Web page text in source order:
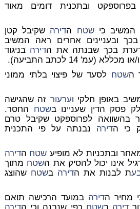
ובתכנית דומים מאוד
שטח הדירה שקיבל קטן
בכך ובעניינים אחרים ראה המשיב
בכך שבנתה את הדירה בניגוד
(עמ' 14 לכתב התביעה).
השטח לסעד של פיצוי בלתי ממוני
באופן חלקי וערעור זה שהגישה
פסק הדין שעניינו בשטח החסר.
בהשוואה לפרוספקט שקיבל טרם
כי הדירה נבנתה על פי התכנית
שטח הדירה
אינו יכול להסיק את השטח מתוך
ת לבנות את הדירה בשטח שהוצג
מחיר הדירה במועד הרכישה תואם
דירה בשטח כפי שנבנה וכי הדירה